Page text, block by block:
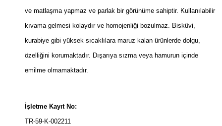
ve matlaşma yapmaz ve parlak bir görünüme sahiptir. Kullanılabilir
kıvama gelmesi kolaydır ve homojenliği bozulmaz. Bisküvi,
kurabiye gibi yüksek sıcaklılara maruz kalan ürünlerde dolgu,
özelliğini korumaktadır. Dışarıya sızma veya hamurun içinde
emilme olmamaktadır.
İşletme Kayıt No:
TR-59-K-002211